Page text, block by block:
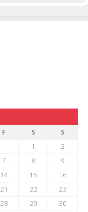
F S
S
1
2
7 8
9
14 15
16
21 22
23
28 29
30